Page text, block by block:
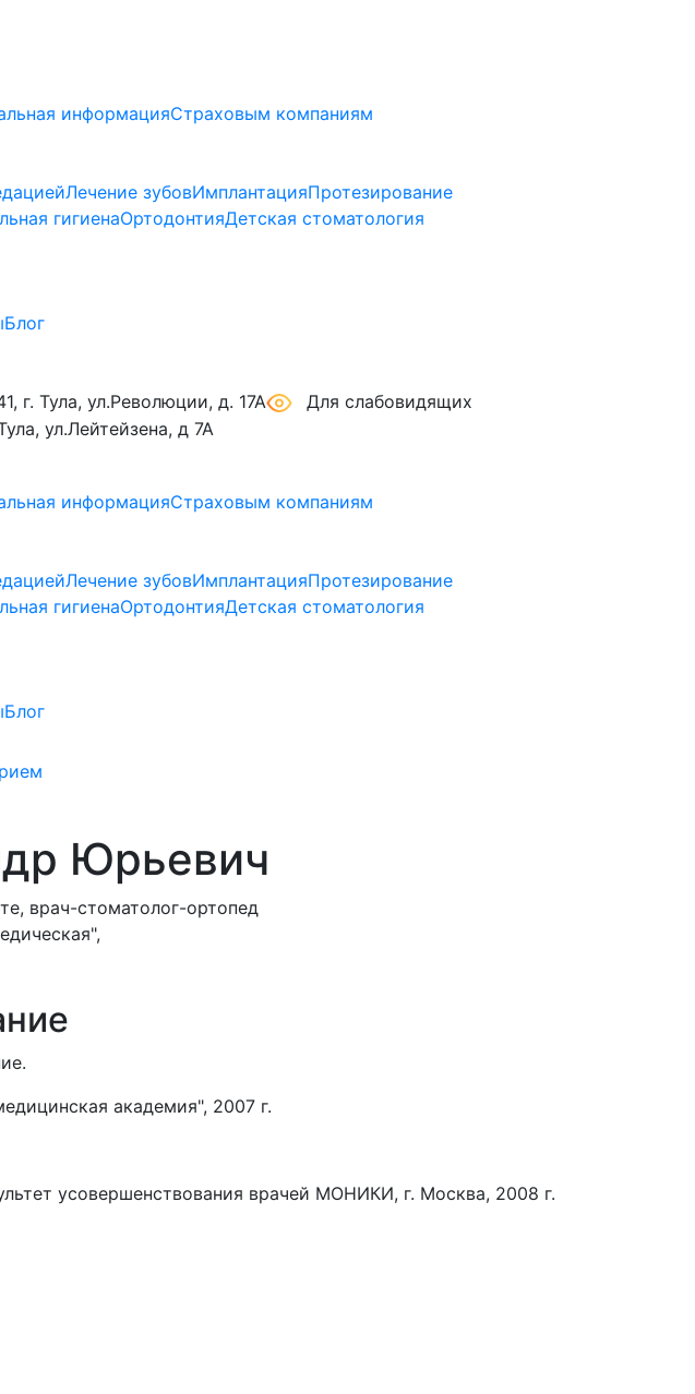
информацияСтраховым компаниям
Лечение зубовИмплантацияПротезирование
гигиенаОртодонтияДетская стоматология
Блог
г. Тула, ул.Революции, д. 17А
ул.Лейтейзена, д 7А
Для слабовидящих
информацияСтраховым компаниям
Лечение зубовИмплантацияПротезирование
гигиенаОртодонтияДетская стоматология
Блог
Юрьевич
врач-стоматолог-ортопед
академия", 2007 г.
усовершенствования врачей МОНИКИ, г. Москва, 2008 г.